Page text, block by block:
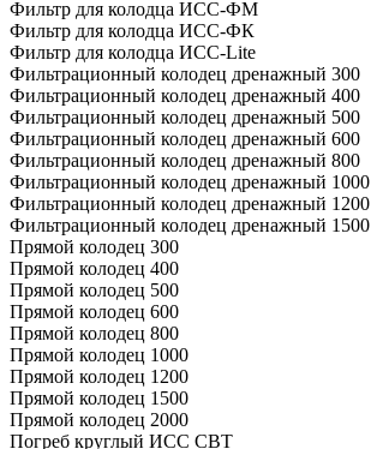
Фильтр для колодца ИСС-ФМ
Фильтр для колодца ИСС-ФК
Фильтр для колодца ИСС-Lite
Фильтрационный колодец дренажный 300
Фильтрационный колодец дренажный 400
Фильтрационный колодец дренажный 500
Фильтрационный колодец дренажный 600
Фильтрационный колодец дренажный 800
Фильтрационный колодец дренажный 1000
Фильтрационный колодец дренажный 1200
Фильтрационный колодец дренажный 1500
Прямой колодец 300
Прямой колодец 400
Прямой колодец 500
Прямой колодец 600
Прямой колодец 800
Прямой колодец 1000
Прямой колодец 1200
Прямой колодец 1500
Прямой колодец 2000
Погреб круглый ИСС СВТ